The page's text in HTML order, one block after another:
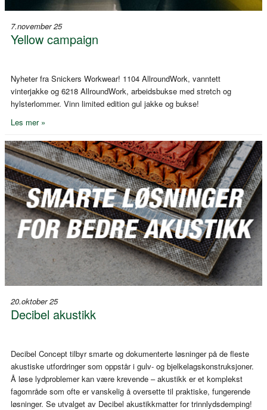
7.november 25
Yellow campaign
Nyheter fra Snickers Workwear! 1104 AllroundWork, vanntett
vinterjakke og 6218 AllroundWork, arbeidsbukse med stretch og
hylsterlommer. Vinn limited edition gul jakke og bukse!
Les mer »
20.oktober 25
Decibel akustikk
Decibel Concept tilbyr smarte og dokumenterte løsninger på de fleste
akustiske utfordringer som oppstår i gulv- og bjelkelagskonstruksjoner.
Å løse lydproblemer kan være krevende – akustikk er et komplekst
fagområde som ofte er vanskelig å oversette til praktiske, fungerende
løsninger. Se utvalget av Decibel akustikkmatter for trinnlydsdemping!